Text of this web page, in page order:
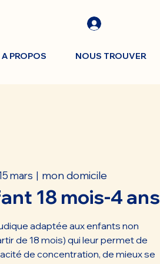
A PROPOS NOUS TROUVER
mars
  |
mon domicile
18 mois-4 ans
adaptée aux enfants non
de 18 mois) qui leur permet de
de concentration, de mieux se